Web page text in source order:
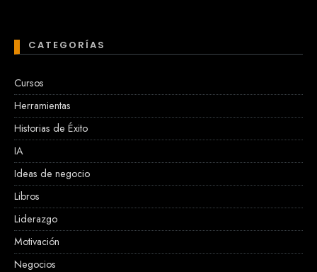
CATEGORÍAS
Cursos
Herramientas
Historias de Éxito
IA
Ideas de negocio
Libros
Liderazgo
Motivación
Negocios